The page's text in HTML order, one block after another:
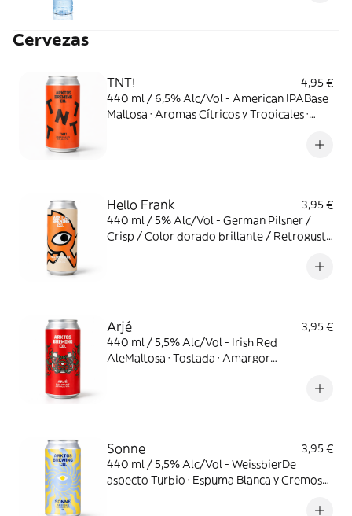
Cervezas
TNT!
4,95 €
440 ml / 6,5% Alc/Vol - American IPABase
Maltosa · Aromas Cítricos y Tropicales ·
Hello Frank
3,95 €
440 ml / 5% Alc/Vol - German Pilsner /
Crisp / Color dorado brillante / Retrogusto
Arjé
3,95 €
440 ml / 5,5% Alc/Vol - Irish Red
AleMaltosa · Tostada · Amargor
Sonne
3,95 €
440 ml / 5,5% Alc/Vol - WeissbierDe
aspecto Turbio · Espuma Blanca y Cremosa ·